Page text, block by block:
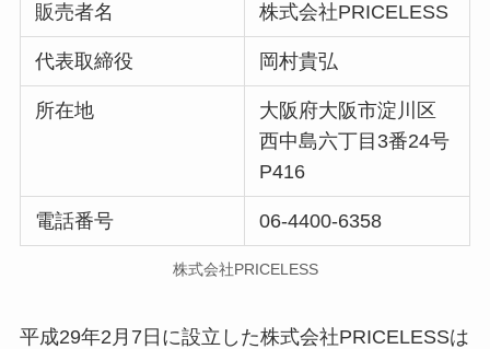
販売者名 株式会社PRICELESS
代表取締役 岡村貴弘
所在地
大阪府大阪市淀川区
西中島六丁目3番24号
P416
電話番号 06-4400-6358
株式会社PRICELESS
平成29年2月7日に設立した株式会社PRICELESSは